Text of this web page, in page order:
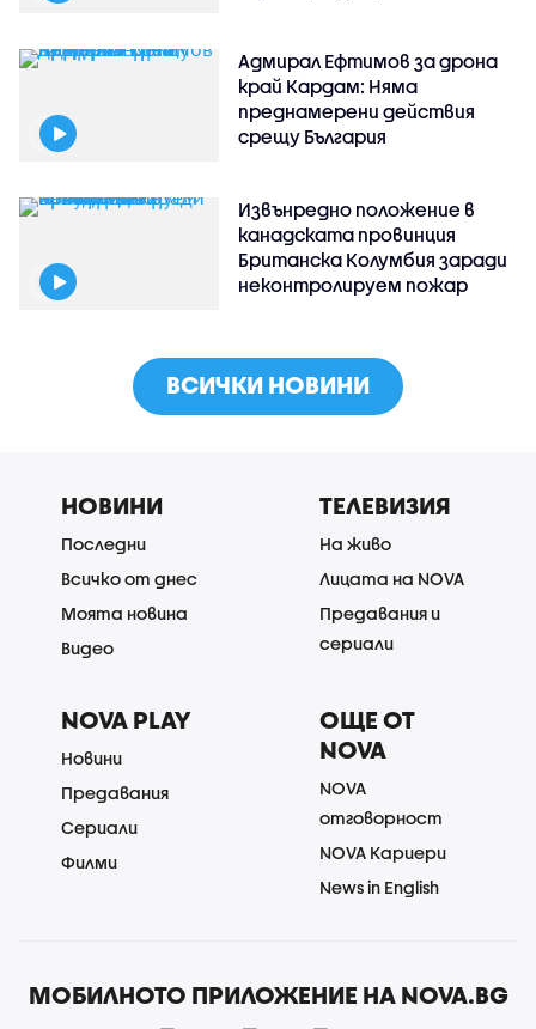
Адмирал Ефтимов за дрона
край Кардам: Няма
преднамерени действия
срещу България
Извънредно положение в
канадската провинция
Британска Колумбия заради
неконтролируем пожар
ВСИЧКИ НОВИНИ
НОВИНИ
Последни
Всичко от днес
Моята новина
Видео
ТЕЛЕВИЗИЯ
На живо
Лицата на NOVA
Предавания и
сериали
NOVA PLAY
Новини
Предавания
Сериали
Филми
ОЩЕ ОТ
NOVA
NOVA
отговорност
NOVA Кариери
News in English
МОБИЛНОТО ПРИЛОЖЕНИЕ НА NOVA.BG